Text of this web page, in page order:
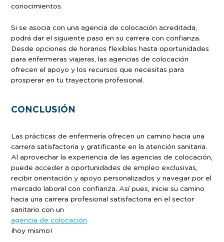
conocimientos.
Si se asocia con una agencia de colocación acreditada,
podrá dar el siguiente paso en su carrera con confianza.
Desde opciones de horarios flexibles hasta oportunidades
para enfermeras viajeras, las agencias de colocación
ofrecen el apoyo y los recursos que necesitas para
prosperar en tu trayectoria profesional.
CONCLUSIÓN
Las prácticas de enfermería ofrecen un camino hacia una
carrera satisfactoria y gratificante en la atención sanitaria.
Al aprovechar la experiencia de las agencias de colocación,
puede acceder a oportunidades de empleo exclusivas,
recibir orientación y apoyo personalizados y navegar por el
mercado laboral con confianza. Así pues, inicie su camino
hacia una carrera profesional satisfactoria en el sector
sanitario con un
agencia de colocación
¡hoy mismo!